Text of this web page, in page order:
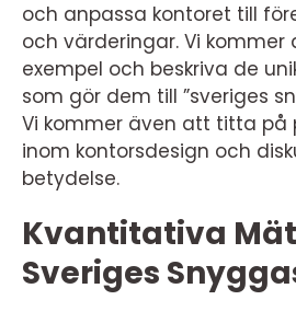
och anpassa kontoret till
och värderingar. Vi kommer
exempel och beskriva de
som gör dem till ”sveriges
Vi kommer även att titta på
inom kontorsdesign och
betydelse.
Kvantitativa
Sveriges